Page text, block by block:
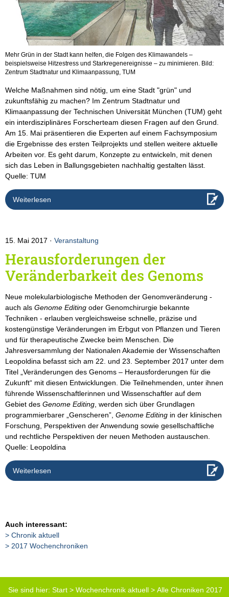
Mehr Grün in der Stadt kann helfen, die Folgen des Klimawandels –
beispielsweise Hitzestress und Starkregenereignisse – zu minimieren. Bild:
Zentrum Stadtnatur und Klimaanpassung, TUM
Welche Maßnahmen sind nötig, um eine Stadt "grün" und
zukunftsfähig zu machen? Im Zentrum Stadtnatur und
Klimaanpassung der Technischen Universität München (TUM) geht
ein interdisziplinäres Forscherteam diesen Fragen auf den Grund.
Am 15. Mai präsentieren die Experten auf einem Fachsymposium
die Ergebnisse des ersten Teilprojekts und stellen weitere aktuelle
Arbeiten vor. Es geht darum, Konzepte zu entwickeln, mit denen
sich das Leben in Ballungsgebieten nachhaltig gestalten lässt.
Quelle: TUM
Weiterlesen
15. Mai 2017 Veranstaltung
Herausforderungen der
Veränderbarkeit des Genoms
Neue molekularbiologische Methoden der Genomveränderung -
auch als Genome Editing oder Genomchirurgie bekannte
Techniken - erlauben vergleichsweise schnelle, präzise und
kostengünstige Veränderungen im Erbgut von Pflanzen und Tieren
und für therapeutische Zwecke beim Menschen. Die
Jahresversammlung der Nationalen Akademie der Wissenschaften
Leopoldina befasst sich am 22. und 23. September 2017 unter dem
Titel „Veränderungen des Genoms – Herausforderungen für die
Zukunft“ mit diesen Entwicklungen. Die Teilnehmenden, unter ihnen
führende Wissenschaftlerinnen und Wissenschaftler auf dem
Gebiet des Genome Editing , werden sich über Grundlagen
programmierbarer „Genscheren”, Genome Editing in der klinischen
Forschung, Perspektiven der Anwendung sowie gesellschaftliche
und rechtliche Perspektiven der neuen Methoden austauschen.
Quelle: Leopoldina
Weiterlesen
Auch interessant:
Chronik aktuell
2017 Wochenchroniken
Sie sind hier: Start > Wochenchronik aktuell > Alle Chroniken 2017